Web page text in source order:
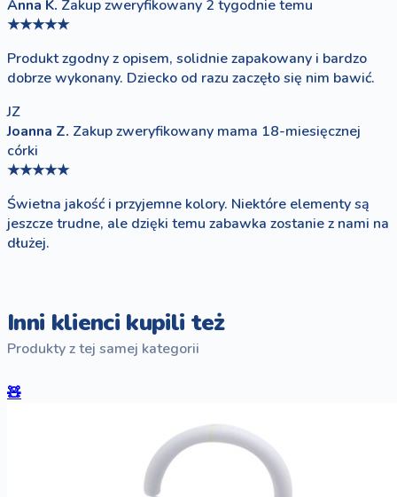
Anna K. Zakup zweryfikowany 2 tygodnie temu
★★★★★
Produkt zgodny z opisem, solidnie zapakowany i bardzo
dobrze wykonany. Dziecko od razu zaczęło się nim bawić.
JZ
Joanna Z. Zakup zweryfikowany mama 18-miesięcznej
córki
★★★★★
Świetna jakość i przyjemne kolory. Niektóre elementy są
jeszcze trudne, ale dzięki temu zabawka zostanie z nami na
dłużej.
Inni klienci kupili też
Produkty z tej samej kategorii
🧸